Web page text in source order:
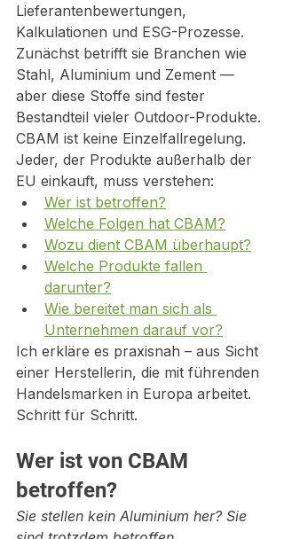
Lieferantenbewertungen,
Kalkulationen und ESG-Prozesse.
Zunächst betrifft sie Branchen wie
Stahl, Aluminium und Zement —
aber diese Stoffe sind fester
Bestandteil vieler Outdoor-Produkte.
CBAM ist keine Einzelfallregelung.
Jeder, der Produkte außerhalb der
EU einkauft, muss verstehen:
Wer ist betroffen?
Welche Folgen hat CBAM?
Wozu dient CBAM überhaupt?
Welche Produkte fallen
darunter?
Wie bereitet man sich als
Unternehmen darauf vor?
Ich erkläre es praxisnah – aus Sicht
einer Herstellerin, die mit führenden
Handelsmarken in Europa arbeitet.
Schritt für Schritt.
Wer ist von CBAM
betroffen?
Sie stellen kein Aluminium her? Sie